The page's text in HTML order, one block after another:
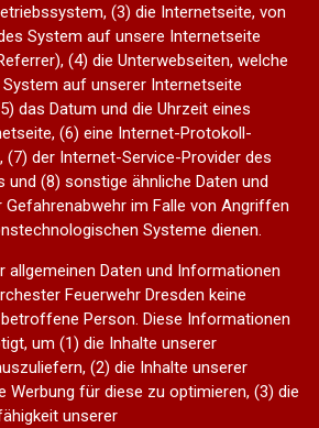
(3) die Internetseite, von
System auf unsere Internetseite
(4) die Unterwebseiten, welche
auf unserer Internetseite
das Datum und die Uhrzeit eines
(6) eine Internet-Protokoll-
(7) der Internet-Service-Provider des
und (8) sonstige ähnliche Daten und
im Falle von Angriffen
Systeme dienen.
allgemeinen Daten und Informationen
Feuerwehr Dresden keine
Person. Diese Informationen
um (1) die Inhalte unserer
(2) die Inhalte unserer
Werbung für diese zu optimieren, (3) die
unserer